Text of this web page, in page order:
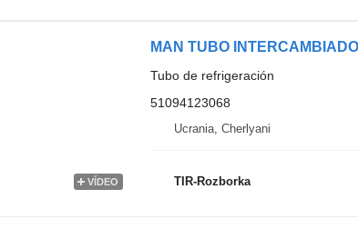
VÍDEO
Tubo de refrigeración
51094123068
Ucrania, Cherlyani
TIR-Rozborka